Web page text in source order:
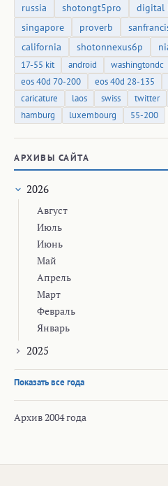
russia
shotongt5pro digital
singapore
proverb
california
shotonnexus6p
17-55 kit android washingtondc
eos 40d 70-200
eos 40d 28-135
caricature
laos swiss twitter
hamburg
luxembourg 55-200
АРХИВЫ САЙТА
2026
Август
Июль
Июнь
Май
Апрель
Март
Февраль
Январь
2025
Показать все года
Архив 2004 года